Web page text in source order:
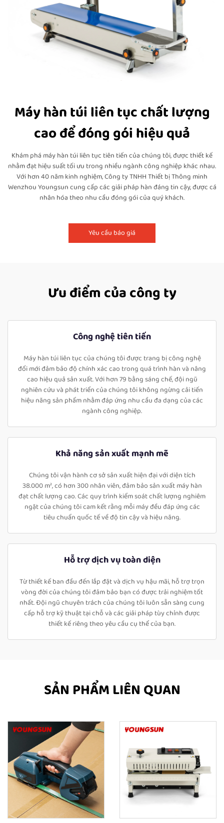
Máy hàn túi liên tục chất lượng
cao để đóng gói hiệu quả
Khám phá máy hàn túi liên tục tiên tiến của chúng tôi, được thiết kế
nhằm đạt hiệu suất tối ưu trong nhiều ngành công nghiệp khác nhau.
Với hơn 40 năm kinh nghiệm, Công ty TNHH Thiết bị Thông minh
Wenzhou Youngsun cung cấp các giải pháp hàn đáng tin cậy, được cá
nhân hóa theo nhu cầu đóng gói của quý khách.
Yêu cầu báo giá
Ưu điểm của công ty
Công nghệ tiên tiến
Máy hàn túi liên tục của chúng tôi được trang bị công nghệ
đổi mới đảm bảo độ chính xác cao trong quá trình hàn và nâng
cao hiệu quả sản xuất. Với hơn 79 bằng sáng chế, đội ngũ
nghiên cứu và phát triển của chúng tôi không ngừng cải tiến
hiệu năng sản phẩm nhằm đáp ứng nhu cầu đa dạng của các
ngành công nghiệp.
Khả năng sản xuất mạnh mẽ
Chúng tôi vận hành cơ sở sản xuất hiện đại với diện tích
38.000 m², có hơn 300 nhân viên, đảm bảo sản xuất máy hàn
đạt chất lượng cao. Các quy trình kiểm soát chất lượng nghiêm
ngặt của chúng tôi cam kết rằng mỗi máy đều đáp ứng các
tiêu chuẩn quốc tế về độ tin cậy và hiệu năng.
Hỗ trợ dịch vụ toàn diện
Từ thiết kế ban đầu đến lắp đặt và dịch vụ hậu mãi, hỗ trợ trọn
vòng đời của chúng tôi đảm bảo bạn có được trải nghiệm tốt
nhất. Đội ngũ chuyên trách của chúng tôi luôn sẵn sàng cung
cấp hỗ trợ kỹ thuật tại chỗ và các giải pháp tùy chỉnh được
thiết kế riêng theo yêu cầu cụ thể của bạn.
SẢN PHẨM LIÊN QUAN